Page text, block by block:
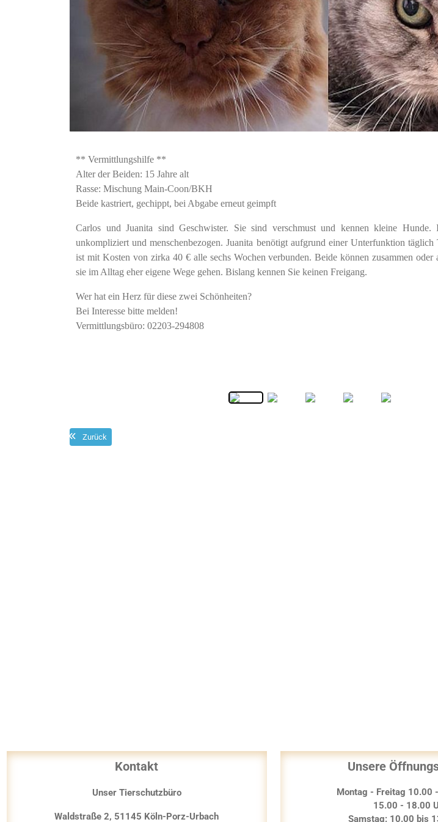
** Vermittlungshilfe **
Alter der Beiden: 15 Jahre alt
Rasse: Mischung Main-Coon/BKH
Beide kastriert, gechippt, bei Abgabe erneut geimpft
Carlos und Juanita sind Geschwister. Sie sind verschmust und kennen kleine Hunde.
unkompliziert und menschenbezogen. Juanita benötigt aufgrund einer Unterfunktion
ist mit Kosten von zirka 40 € alle sechs Wochen verbunden. Beide können zusammen oder
sie im Alltag eher eigene Wege gehen. Bislang kennen Sie keinen Freigang.
Wer hat ein Herz für diese zwei Schönheiten?
Bei Interesse bitte melden!
Vermittlungsbüro: 02203-294808
Zurück
Kontakt
Unser Tierschutzbüro
Waldstraße 2, 51145 Köln-Porz-Urbach
Unsere
Montag - Freitag 10.00
15.00 - 18.00
Samstag: 10.00 bis